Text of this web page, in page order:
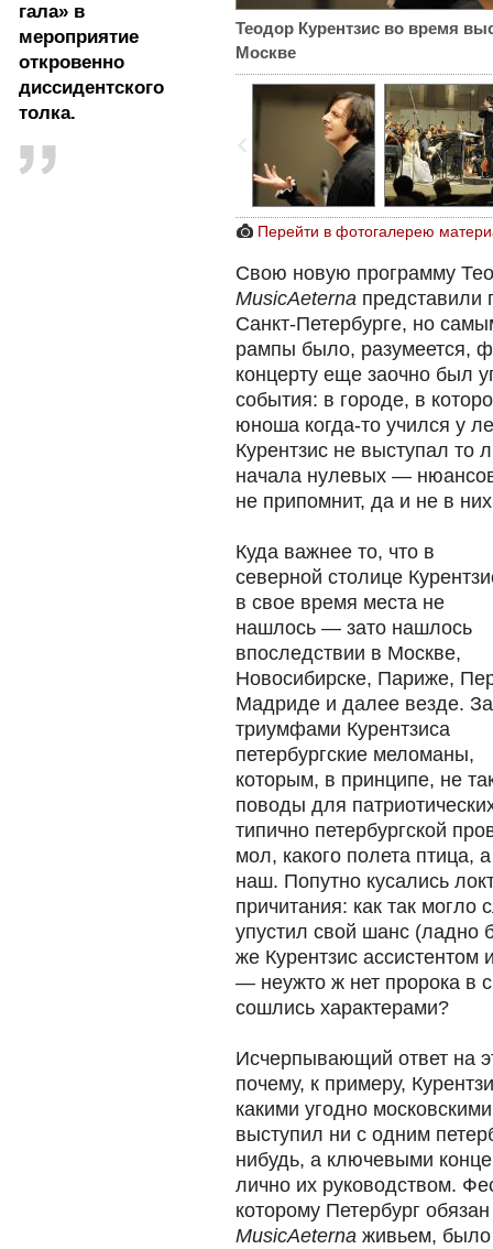
гала» в
мероприятие
откровенно
диссидентского
толка.
Теодор Курентзис во время
Москве
Перейти в фотогалерею
Свою новую программу
MusicAeterna представили
Санкт-Петербурге, но
рампы было, разумеется,
концерту еще заочно был
события: в городе, в
юноша когда-то учился у
Курентзис не выступал то
начала нулевых —
не припомнит, да и не в
Куда важнее то, что в
северной столице
в свое время места не
нашлось — зато нашлось
впоследствии в Москве,
Новосибирске, Париже,
Мадриде и далее везде. За
триумфами Курентзиса
петербургские меломаны,
которым, в принципе, не
поводы для
типично петербургской
мол, какого полета птица,
наш. Попутно кусались
причитания: как так могло
упустил свой шанс (ладно
же Курентзис ассистентом
— неужто ж нет пророка в
сошлись характерами?
Исчерпывающий ответ на
почему, к примеру,
какими угодно
выступил ни с одним
нибудь, а ключевыми
лично их руководством.
которому Петербург
MusicAeterna живьем, было